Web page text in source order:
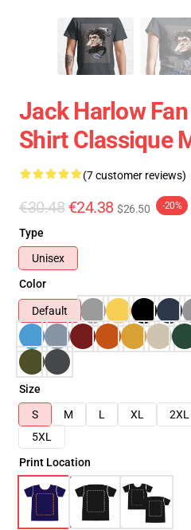
Jack Harlow
Shirt Classique
(7 customer reviews)
€30.48 €24.38 $26.50 -20%
Type
Unisex
Color
Default
Size
S
M L XL 2XL
5XL
Print Location